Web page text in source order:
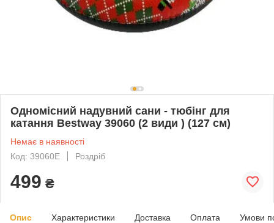
Одномісний надувний сани - тюбінг для
катання Bestway 39060 (2 види ) (127 см)
Немає в наявності
Код: 39060E
Роздріб
499 ₴
Опис Характеристики Доставка Оплата Умови